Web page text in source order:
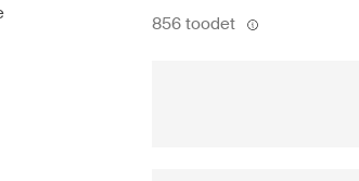
856 toodet